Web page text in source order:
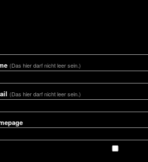
(Das hier darf nicht leer sein.)
(Das hier darf nicht leer sein.)